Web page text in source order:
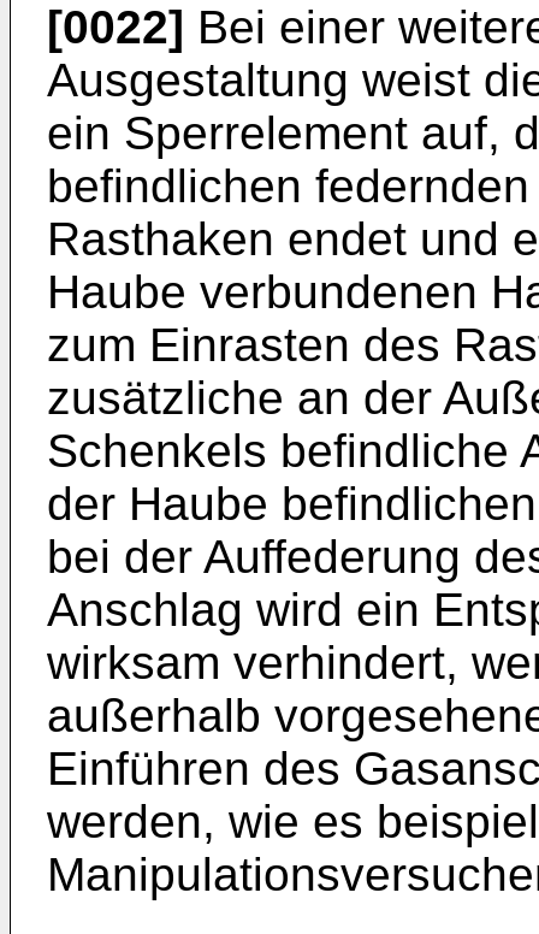
[0022] Bei einer
Ausgestaltung weist
ein Sperrelement auf,
befindlichen
Rasthaken endet und
Haube verbundenen
zum Einrasten des
zusätzliche an der
Schenkels befindliche
der Haube
bei der Auffederung
Anschlag wird ein
wirksam verhindert,
außerhalb
Einführen des
werden, wie es